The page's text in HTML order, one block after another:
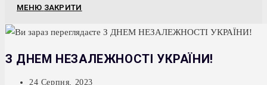
сайті
close
search
МЕНЮ ЗАКРИТИ
З ДНЕМ НЕЗАЛЕЖНОСТІ УКРАЇНИ!
Запис
24 Серпня, 2023